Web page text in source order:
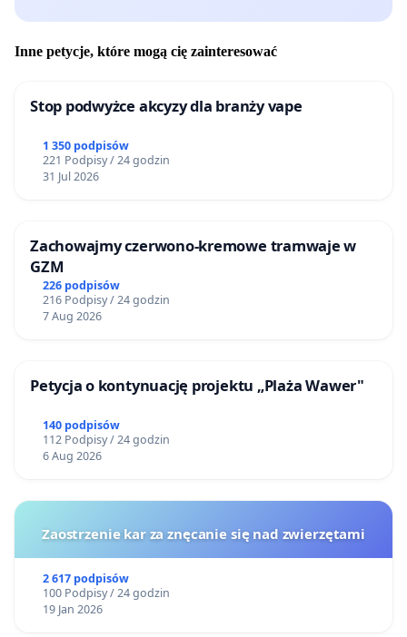
Inne petycje, które mogą cię zainteresować
Stop podwyżce akcyzy dla branży vape
1 350 podpisów
221 Podpisy / 24 godzin
31 Jul 2026
Zachowajmy czerwono-kremowe tramwaje w
GZM
226 podpisów
216 Podpisy / 24 godzin
7 Aug 2026
Petycja o kontynuację projektu „Plaża Wawer"
140 podpisów
112 Podpisy / 24 godzin
6 Aug 2026
Zaostrzenie kar za znęcanie się nad zwierzętami
2 617 podpisów
100 Podpisy / 24 godzin
19 Jan 2026